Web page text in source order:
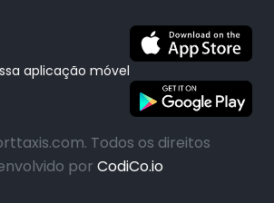
aplicação móvel
Todos os direitos
por CodiCo.io